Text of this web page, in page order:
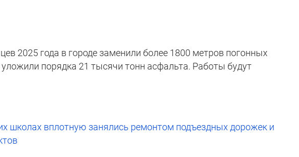
2025 года в городе заменили более 1800 метров погонных
порядка 21 тысячи тонн асфальта. Работы будут
школах вплотную занялись ремонтом подъездных дорожек и